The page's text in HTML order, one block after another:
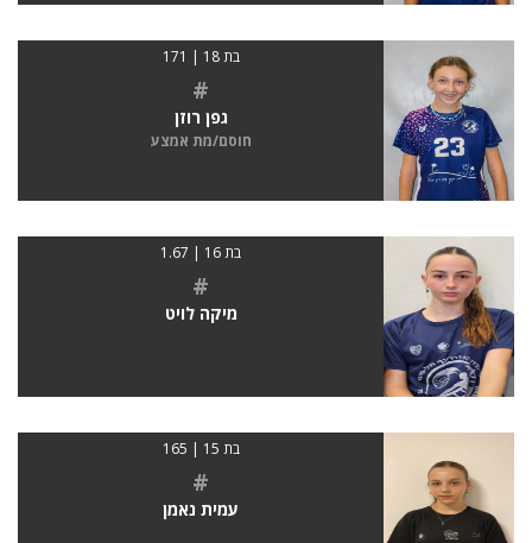
בת 18 | 171
#
גפן רוזן
חוסם/מת אמצע
בת 16 | 1.67
#
מיקה לויט
בת 15 | 165
#
עמית נאמן